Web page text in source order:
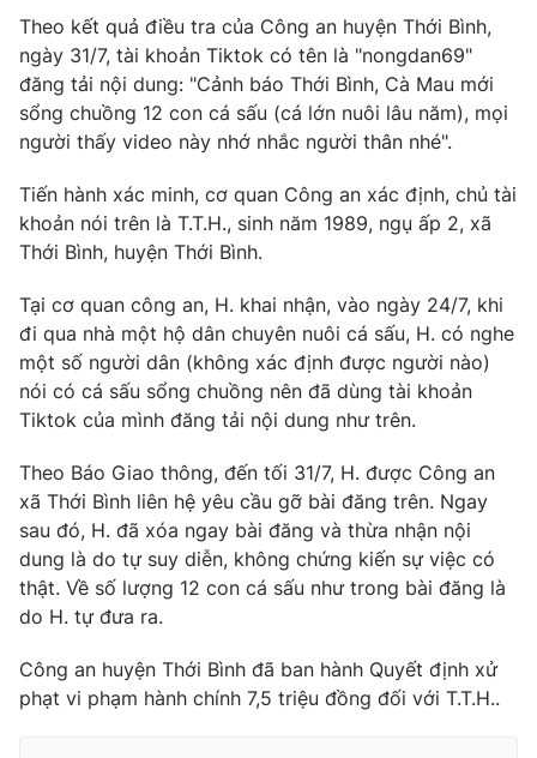
Thế giới đó đây
Câu chuyện quốc tế
Kinh tế
Tài chính
Thị trường
Góc doanh nghiệp
Dữ liệu và đời sống
Truyền hình
Phim VTV
Hậu trường
Nhân vật
Khán giả
Giải sao mai
Giải trí
Âm nhạc
Sao
Đời sống
Du lịch
Làm đẹp
Chất lượng cuộc sống
Giáo dục
Tuyển sinh
Học trực tuyến
Công nghệ
Hitech Công nghệ tương lai
Sản phẩm
Thị trường
Tư vấn
Giao lưu trực tuyến
Lịch phát sóng
Chuyên mục khác
Emagazine Podcast
Theo kết quả điều tra của Công an huyện Thới Bình,
ngày 31/7, tài khoản Tiktok có tên là "nongdan69"
đăng tải nội dung: "Cảnh báo Thới Bình, Cà Mau mới
sổng chuồng 12 con cá sấu (cá lớn nuôi lâu năm), mọi
người thấy video này nhớ nhắc người thân nhé".
Tiến hành xác minh, cơ quan Công an xác định, chủ tài
khoản nói trên là T.T.H., sinh năm 1989, ngụ ấp 2, xã
Thới Bình, huyện Thới Bình.
Tại cơ quan công an, H. khai nhận, vào ngày 24/7, khi
đi qua nhà một hộ dân chuyên nuôi cá sấu, H. có nghe
một số người dân (không xác định được người nào)
nói có cá sấu sổng chuồng nên đã dùng tài khoản
Tiktok của mình đăng tải nội dung như trên.
Theo Báo Giao thông, đến tối 31/7, H. được Công an
xã Thới Bình liên hệ yêu cầu gỡ bài đăng trên. Ngay
sau đó, H. đã xóa ngay bài đăng và thừa nhận nội
dung là do tự suy diễn, không chứng kiến sự việc có
thật. Về số lượng 12 con cá sấu như trong bài đăng là
do H. tự đưa ra.
Công an huyện Thới Bình đã ban hành Quyết định xử
phạt vi phạm hành chính 7,5 triệu đồng đối với T.T.H..